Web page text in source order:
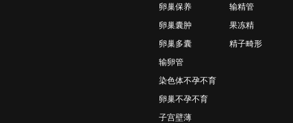
卵巢保养
卵巢囊肿
卵巢多囊
输卵管
染色体不孕不育
卵巢不孕不育
子宫壁薄
输精管
果冻精
精子畸形